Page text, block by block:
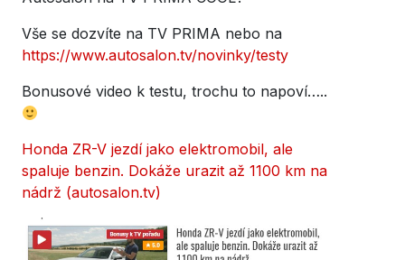
Vše se dozvíte na TV PRIMA nebo na
https://www.autosalon.tv/novinky/testy
Bonusové video k testu, trochu to napoví…..
Honda ZR-V jezdí jako elektromobil, ale
spaluje benzin. Dokáže urazit až 1100 km na
nádrž (autosalon.tv)